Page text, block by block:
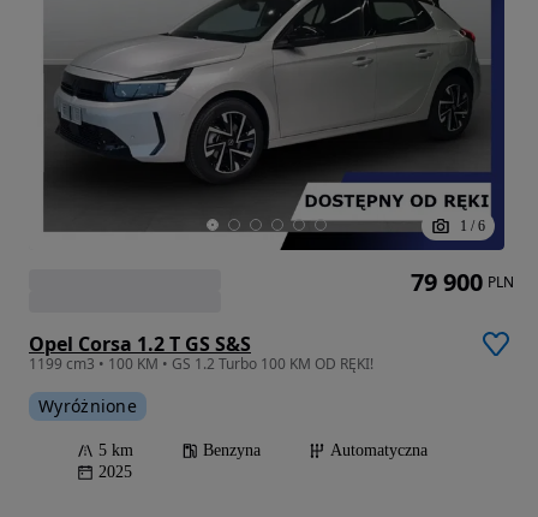
1 / 6
Opel Corsa 1.2 T GS S&S
1199 cm3 • 100 KM • GS 1.2 Turbo 100 KM OD RĘKI!
Wyróżnione
5 km Benzyna
Automatyczna
2025
79 900 PLN